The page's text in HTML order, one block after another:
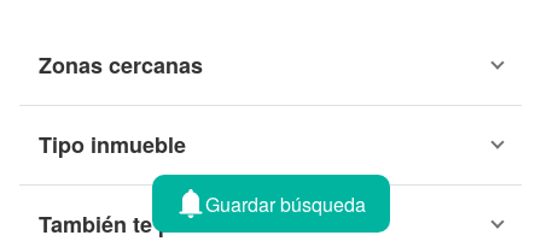
Zonas cercanas
Tipo inmueble
También te puede interesar
Guardar búsqueda